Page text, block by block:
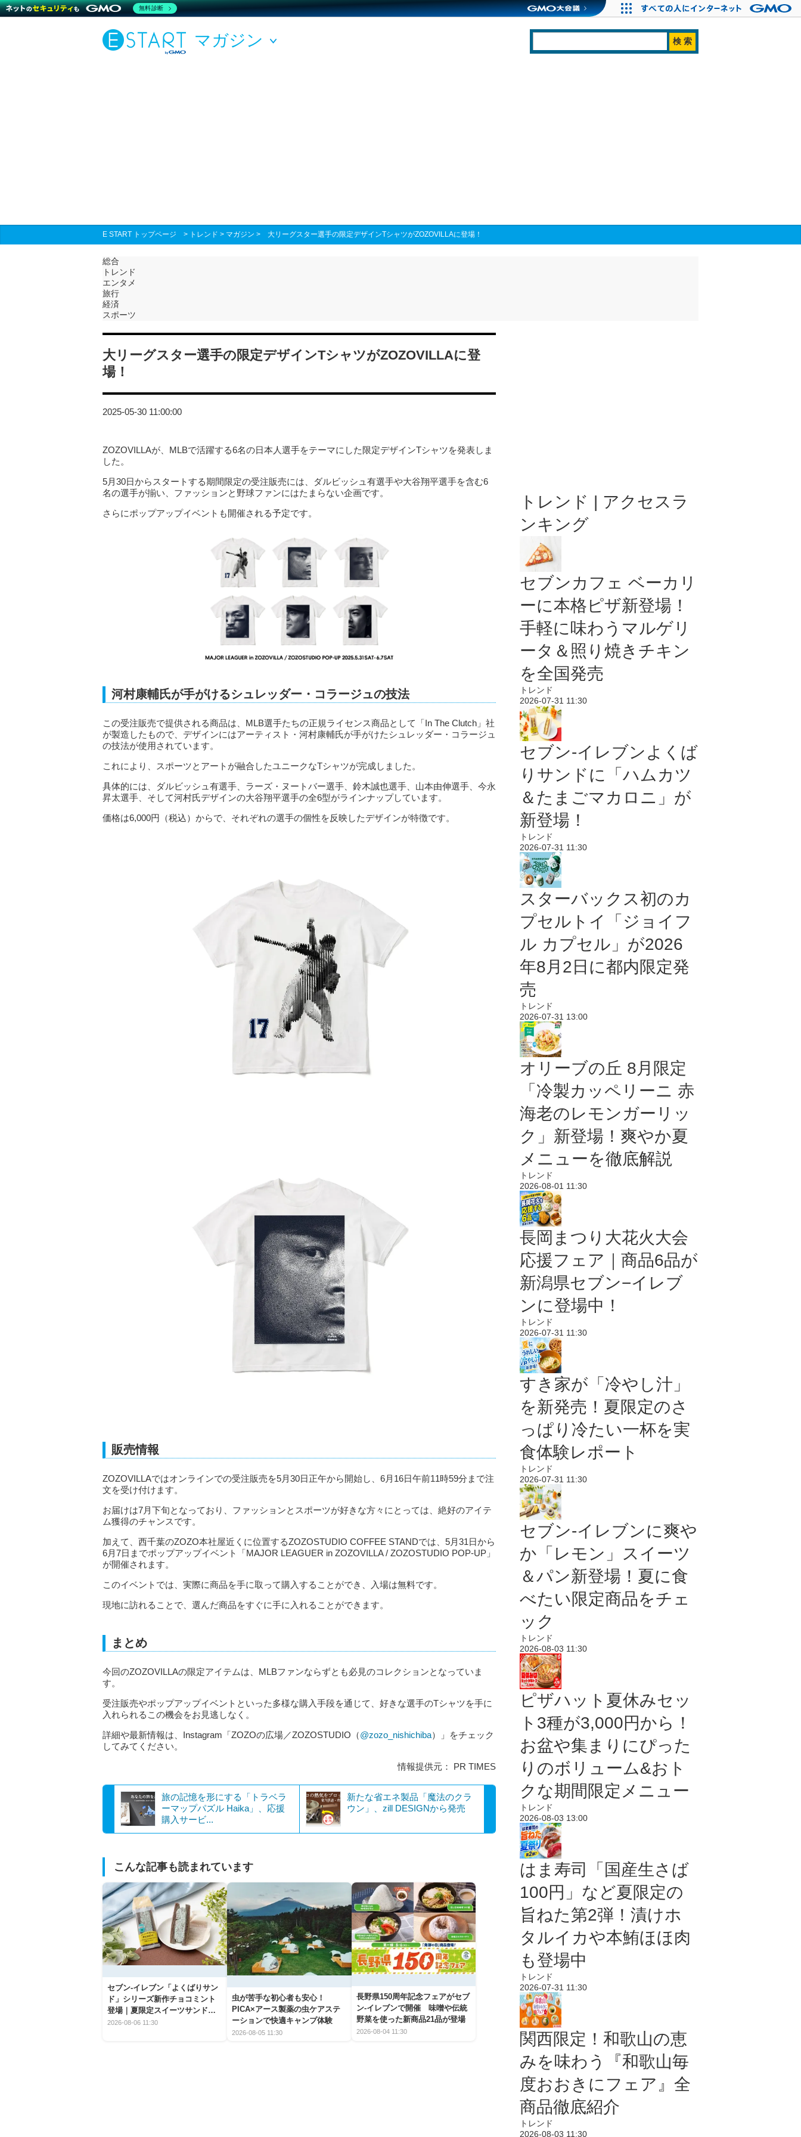
マガジン
E START トップページ > トレンド > マガジン > 大リーグスター選手の限定デザインTシャツがZOZOVILLAに登場！
総合
トレンド
エンタメ
旅行
経済
スポーツ
大リーグスター選手の限定デザインTシャツがZOZOVILLAに登
場！
2025-05-30 11:00:00
ZOZOVILLAが、MLBで活躍する6名の日本人選手をテーマにした限定デザインTシャツを発表しま
した。
5月30日からスタートする期間限定の受注販売には、ダルビッシュ有選手や大谷翔平選手を含む6
名の選手が揃い、ファッションと野球ファンにはたまらない企画です。
さらにポップアップイベントも開催される予定です。
河村康輔氏が手がけるシュレッダー・コラージュの技法
この受注販売で提供される商品は、MLB選手たちの正規ライセンス商品として「In The Clutch」社
が製造したもので、デザインにはアーティスト・河村康輔氏が手がけたシュレッダー・コラージュ
の技法が使用されています。
これにより、スポーツとアートが融合したユニークなTシャツが完成しました。
具体的には、ダルビッシュ有選手、ラーズ・ヌートバー選手、鈴木誠也選手、山本由伸選手、今永
昇太選手、そして河村氏デザインの大谷翔平選手の全6型がラインナップしています。
価格は6,000円（税込）からで、それぞれの選手の個性を反映したデザインが特徴です。
販売情報
ZOZOVILLAではオンラインでの受注販売を5月30日正午から開始し、6月16日午前11時59分まで注
文を受け付けます。
お届けは7月下旬となっており、ファッションとスポーツが好きな方々にとっては、絶好のアイテ
ム獲得のチャンスです。
加えて、西千葉のZOZO本社屋近くに位置するZOZOSTUDIO COFFEE STANDでは、5月31日から
6月7日までポップアップイベント「MAJOR LEAGUER in ZOZOVILLA / ZOZOSTUDIO POP-UP」
が開催されます。
このイベントでは、実際に商品を手に取って購入することができ、入場は無料です。
現地に訪れることで、選んだ商品をすぐに手に入れることができます。
まとめ
今回のZOZOVILLAの限定アイテムは、MLBファンならずとも必見のコレクションとなっていま
す。
受注販売やポップアップイベントといった多様な購入手段を通じて、好きな選手のTシャツを手に
入れられるこの機会をお見逃しなく。
詳細や最新情報は、Instagram「ZOZOの広場／ZOZOSTUDIO（@zozo_nishichiba）」をチェック
してみてください。
情報提供元： PR TIMES
旅の記憶を形にする「トラベラ
ーマップパズル Haika」、応援
購入サービ...
新たな省エネ製品「魔法のクラ
ウン」、zill DESIGNから発売
こんな記事も読まれています
セブン‐イレブン「よくばりサン
ド」シリーズ新作チョコミント
登場｜夏限定スイーツサンドの
爽快な魅力
2026-08-06 11:30
虫が苦手な初心者も安心！
PICA×アース製薬の虫ケアステ
ーションで快適キャンプ体験
2026-08-05 11:30
長野県150周年記念フェアがセブ
ン-イレブンで開催 味噌や伝統
野菜を使った新商品21品が登場
2026-08-04 11:30
トレンド | アクセスラ
ンキング
セブンカフェ ベーカリ
ーに本格ピザ新登場！
手軽に味わうマルゲリ
ータ＆照り焼きチキン
を全国発売
トレンド
2026-07-31 11:30
セブン‐イレブンよくば
りサンドに「ハムカツ
＆たまごマカロニ」が
新登場！
トレンド
2026-07-31 11:30
スターバックス初のカ
プセルトイ「ジョイフ
ル カプセル」が2026
年8月2日に都内限定発
売
トレンド
2026-07-31 13:00
オリーブの丘 8月限定
「冷製カッペリーニ 赤
海老のレモンガーリッ
ク」新登場！爽やか夏
メニューを徹底解説
トレンド
2026-08-01 11:30
長岡まつり大花火大会
応援フェア｜商品6品が
新潟県セブン−イレブ
ンに登場中！
トレンド
2026-07-31 11:30
すき家が「冷やし汁」
を新発売！夏限定のさ
っぱり冷たい一杯を実
食体験レポート
トレンド
2026-07-31 11:30
セブン‐イレブンに爽や
か「レモン」スイーツ
＆パン新登場！夏に食
べたい限定商品をチェ
ック
トレンド
2026-08-03 11:30
ピザハット夏休みセッ
ト3種が3,000円から！
お盆や集まりにぴった
りのボリューム&おト
クな期間限定メニュー
トレンド
2026-08-03 13:00
はま寿司「国産生さば
100円」など夏限定の
旨ねた第2弾！漬けホ
タルイカや本鮪ほほ肉
も登場中
トレンド
2026-07-31 11:30
関西限定！和歌山の恵
みを味わう『和歌山毎
度おおきにフェア』全
商品徹底紹介
トレンド
2026-08-03 11:30
無料診断